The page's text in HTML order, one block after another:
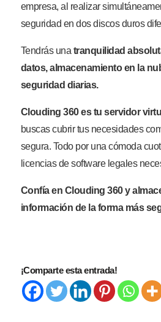
empresa, al realizar
seguridad en dos discos duros
Tendrás una tranquilidad
datos, almacenamiento en la
seguridad diarias.
Clouding 360 es tu servidor
buscas cubrir tus necesidades
segura. Todo por una cómoda
licencias de software legales
Confía en Clouding 360 y
información de la forma más
¡Comparte esta entrada!